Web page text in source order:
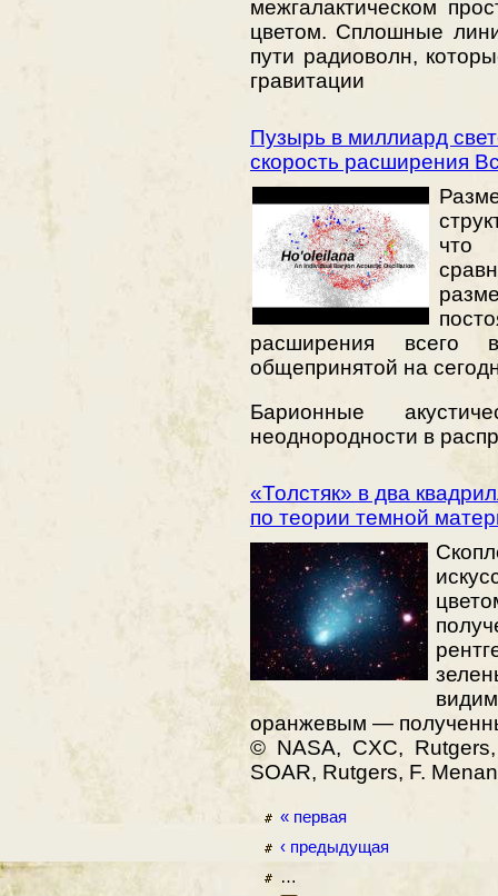
межгалактическом
цветом. Сплошные
пути радиоволн,
гравитации
Пузырь в миллиард
скорость расширения
что
расширения всего
общепринятой на
Барионные
неоднородности в
«Толстяк» в два
по теории темной
оранжевым —
© NASA, CXC,
SOAR, Rutgers, F.
« первая
‹ предыдущая
…